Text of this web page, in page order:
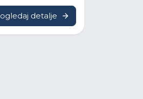
detalje